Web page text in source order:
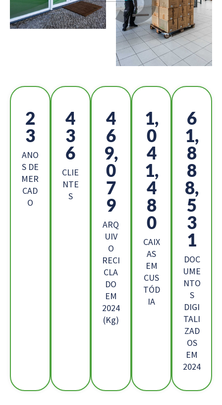
2
6
ANO
S DE
MER
CAD
O
4
9
2
CLIE
NTE
S
5
2
9,
0
2
2
ARQ
UIV
O
RECI
CLA
DO
EM
2024
(Kg)
1,
1
7
4,
5
7
1
CAIX
AS
EM
CUS
TÓD
IA
6
9,
7
9
7,
2
2
8
DOC
UME
NTO
S
DIGI
TALI
ZAD
OS
EM
2024